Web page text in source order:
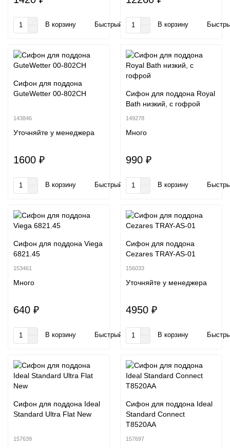
В корзину Быстрый заказ В корзину
Сифон для поддона
GuteWetter 00-802CH
143846
Уточняйте у менеджера
1600 ₽
В корзину Быстрый заказ
Сифон для поддона Royal
Bath низкий, с гофрой
149278
Много
990 ₽
В корзину
Сифон для поддона Viega
6821.45
153461
Много
640 ₽
В корзину Быстрый заказ
Сифон для поддона
Cezares TRAY-AS-01
156033
Уточняйте у менеджера
4950 ₽
В корзину
Сифон для поддона Ideal
Standard Ultra Flat New
157639
Сифон для поддона Ideal
Standard Connect
T8520AA
157697